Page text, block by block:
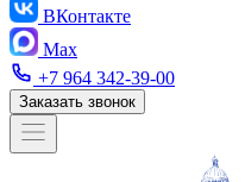
ВКонтакте
Max
+7 964 342-39-00
Заказать звонок